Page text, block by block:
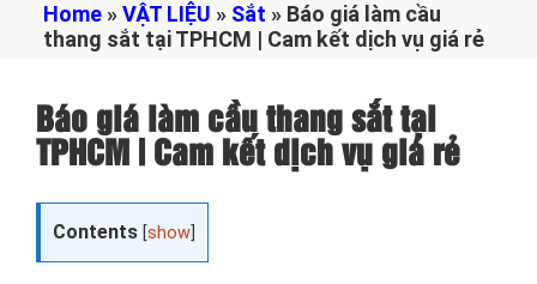
Home »VẬT LIỆU » Sắt » Báo giá làm cầu
thang sắt tại TPHCM | Cam kết dịch vụ giá rẻ
Báo giá làm cầu thang sắt tại
TPHCM | Cam kết dịch vụ giá rẻ
Contents [show